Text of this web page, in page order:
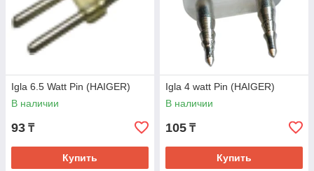
Igla 6.5 Watt Pin (HAIGER)
В наличии
93 ₸
Купить
Igla 4 watt Pin (HAIGER)
В наличии
105 ₸
Купить